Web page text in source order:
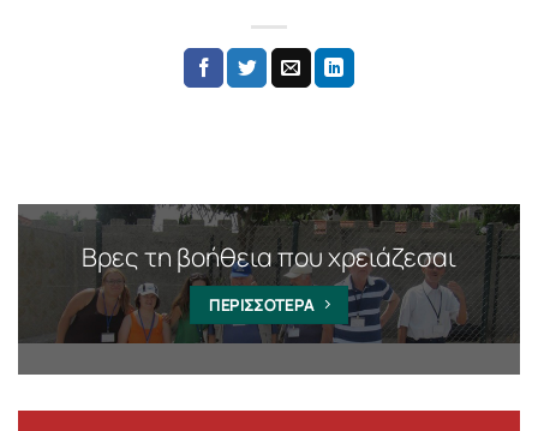
Βρες τη βοήθεια που χρειάζεσαι
ΠΕΡΙΣΣΟΤΕΡΑ